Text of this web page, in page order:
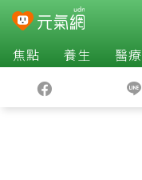
焦點 養生 醫療